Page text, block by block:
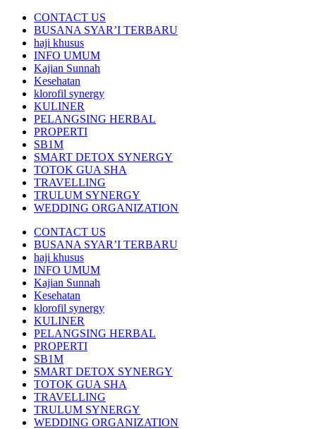
CONTACT US
BUSANA SYAR’I TERBARU
haji khusus
INFO UMUM
Kajian Sunnah
Kesehatan
klorofil synergy
KULINER
PELANGSING HERBAL
PROPERTI
SB1M
SMART DETOX SYNERGY
TOTOK GUA SHA
TRAVELLING
TRULUM SYNERGY
WEDDING ORGANIZATION
CONTACT US
BUSANA SYAR’I TERBARU
haji khusus
INFO UMUM
Kajian Sunnah
Kesehatan
klorofil synergy
KULINER
PELANGSING HERBAL
PROPERTI
SB1M
SMART DETOX SYNERGY
TOTOK GUA SHA
TRAVELLING
TRULUM SYNERGY
WEDDING ORGANIZATION